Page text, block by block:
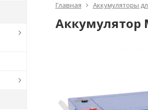
Главная Аккумуляторы
Аккумулятор